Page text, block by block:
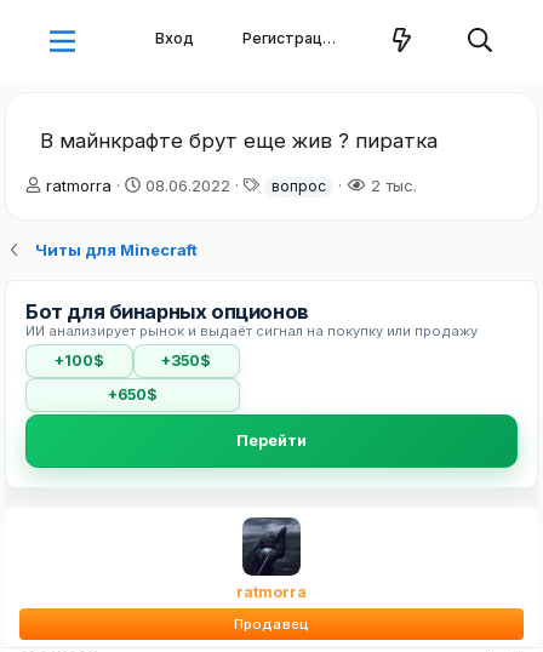
Вход Регистрация
В майнкрафте брут еще жив ? пиратка
А
о
е
м
ы
ratmorra
Д
а
ч
а
а
08.06.2022
Твопрос 2 тыс.
Читы для Minecraft
Бот для бинарных опционов
ИИ анализирует рынок и выдаёт сигнал на покупку или продажу
+100$
+350$
+650$
Перейти
ratmorra
Продавец